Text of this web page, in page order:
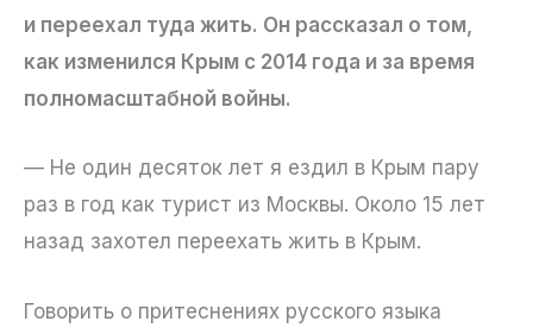
и переехал туда жить. Он рассказал о том,
как изменился Крым с 2014 года и за время
полномасштабной войны.
— Не один десяток лет я ездил в Крым пару
раз в год как турист из Москвы. Около 15 лет
назад захотел переехать жить в Крым.
Говорить о притеснениях русского языка